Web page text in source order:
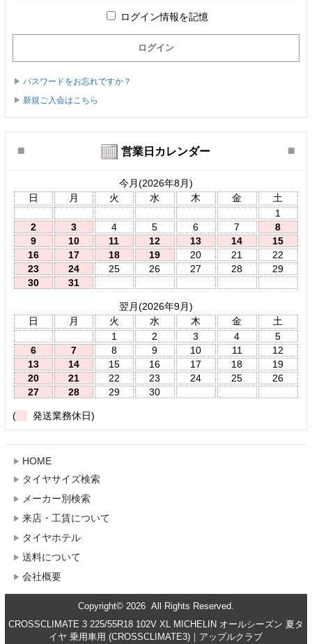
ログイン情報を記憶
パスワードをお忘れですか？
新規ご入会はこちら
営業日カレンダー
今月(2026年8月)
日
月 火 水 木 金
土
1
2
3 4 5 6 7
8
9
10 11 12 13 14
15
16
17 18 19 20 21
22
23
24 25 26 27 28
29
30
31
翌月(2026年9月)
日
月 火 水 木 金
土
1
2 3 4
5
6
7 8 9 10 11
12
13
14 15 16 17 18
19
20
21 22 23 24 25
26
27
28 29 30
( 発送業務休日)
HOME
タイヤサイズ検索
メーカー別検索
来店・工賃について
タイヤホテル
送料について
会社概要
Copyright© 2026 All Rights Reserved.
CROSSCLIMATE 3 225/55R18 102V XL MICHELIN オールシーズン 夏タ
イヤ 乗用車用 (CROSSCLIMATE3)｜アップルクラブ